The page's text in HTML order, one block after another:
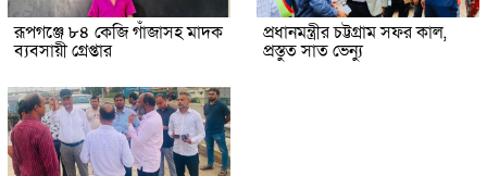
রূপগঞ্জে ৮৪ কেজি গাঁজাসহ মাদক
ব্যবসায়ী গ্রেপ্তার
প্রধানমন্ত্রীর চট্টগ্রাম সফর কাল,
প্রস্তুত সাত ভেন্যু